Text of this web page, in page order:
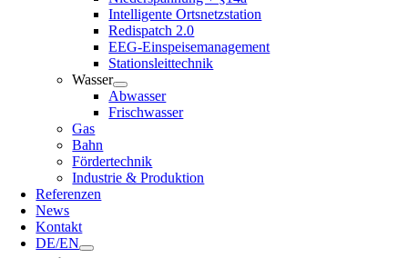
Intelligente Ortsnetzstation
Redispatch 2.0
EEG-Einspeisemanagement
Stationsleittechnik
Wasser
Abwasser
Frischwasser
Gas
Bahn
Fördertechnik
Industrie & Produktion
Referenzen
News
Kontakt
DE/EN